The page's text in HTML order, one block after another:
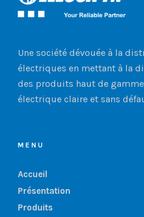
Une société dévouée à la
électriques en mettant à la
des produits haut de
électrique claire et sans
MENU
Accueil
Présentation
Produits